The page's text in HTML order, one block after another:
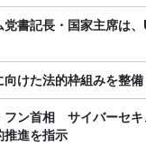
党書記長・国家主席は
向けた法的枠組みを整備
フン首相 サイバーセキ
推進を指示